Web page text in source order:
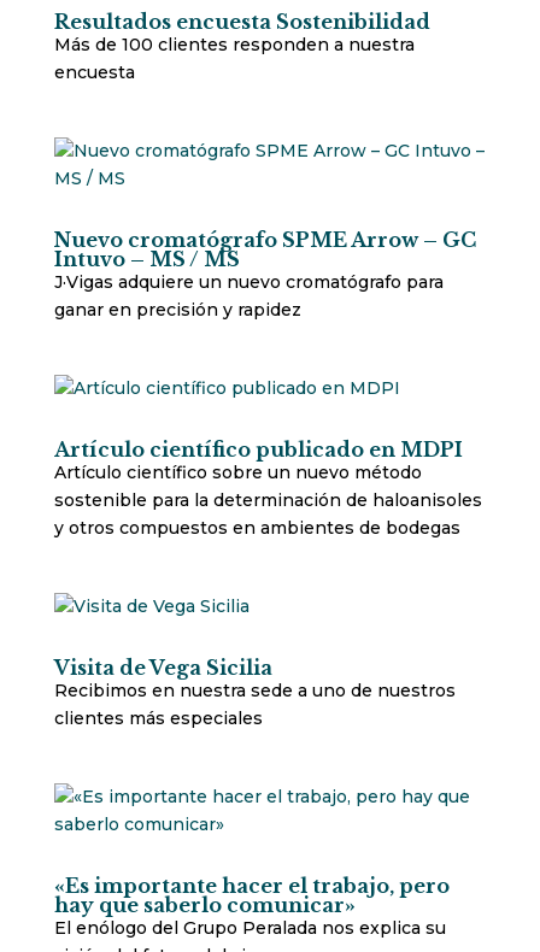
Resultados encuesta Sostenibilidad
Más de 100 clientes responden a nuestra
encuesta
Nuevo cromatógrafo SPME Arrow – GC
Intuvo – MS / MS
J·Vigas adquiere un nuevo cromatógrafo para
ganar en precisión y rapidez
Artículo científico publicado en MDPI
Artículo científico sobre un nuevo método
sostenible para la determinación de haloanisoles
y otros compuestos en ambientes de bodegas
Visita de Vega Sicilia
Recibimos en nuestra sede a uno de nuestros
clientes más especiales
«Es importante hacer el trabajo, pero
hay que saberlo comunicar»
El enólogo del Grupo Peralada nos explica su